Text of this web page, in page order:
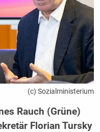
(c) Sozialministerium
Rauch (Grüne)
Florian Tursky